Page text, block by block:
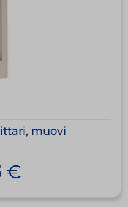
muovi
€